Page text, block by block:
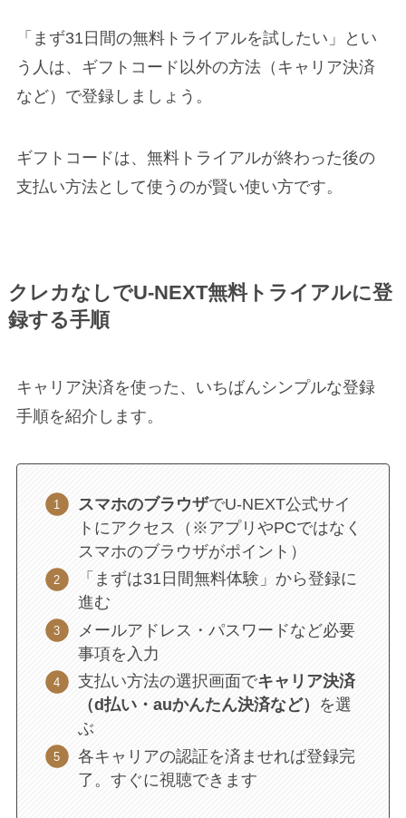
「まず31日間の無料トライアルを試したい」とい
う人は、ギフトコード以外の方法（キャリア決済
など）で登録しましょう。
ギフトコードは、無料トライアルが終わった後の
支払い方法として使うのが賢い使い方です。
クレカなしでU-NEXT無料トライアルに登
録する手順
キャリア決済を使った、いちばんシンプルな登録
手順を紹介します。
スマホのブラウザでU-NEXT公式サイ
トにアクセス（※アプリやPCではなく
スマホのブラウザがポイント）
「まずは31日間無料体験」から登録に
進む
メールアドレス・パスワードなど必要
事項を入力
支払い方法の選択画面でキャリア決済
（d払い・auかんたん決済など） を選
ぶ
各キャリアの認証を済ませれば登録完
了。すぐに視聴できます